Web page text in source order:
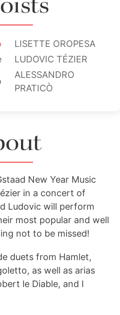
LISETTE OROPESA
LUDOVIC TÉZIER
ALESSANDRO
PRATICÒ
New Year Music
in a concert of
Ludovic will perform
most popular and well
not to be missed!
duets from Hamlet,
as well as arias
le Diable, and I